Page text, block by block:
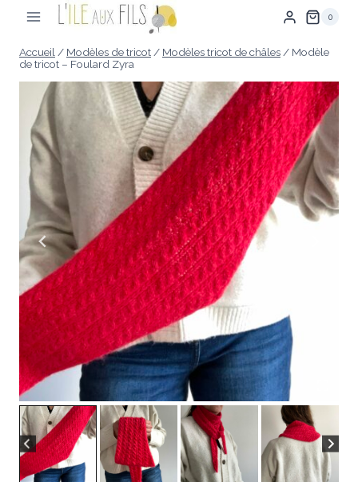
0
Accueil/ Modèles de tricot/ Modèles tricot de châles/ Modèle
de tricot – Foulard Zyra